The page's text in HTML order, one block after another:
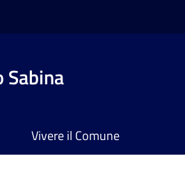
Sabina
Vivere il Comune